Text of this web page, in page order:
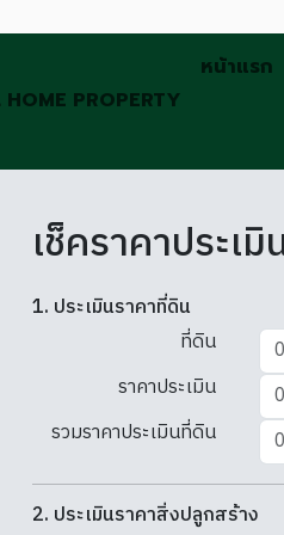
HOME PROPERTY
หน้าแรก
เช็คราคาประเ
1. ประเมินราคาที่ดิน
ที่ดิน
ราคาประเมิน
รวมราคาประเมินที่ดิน
2. ประเมินราคาสิ่งปลูกสร้าง